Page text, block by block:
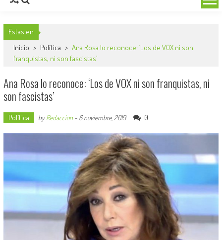
Estas en
Inicio > Política > Ana Rosa lo reconoce: ‘Los de VOX ni son
franquistas, ni son fascistas’
Ana Rosa lo reconoce: ‘Los de VOX ni son franquistas, ni
son fascistas’
Política byRedaccion- 6 noviembre, 2019 0